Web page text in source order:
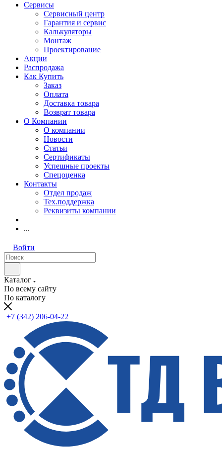
Сервисы
Сервисный центр
Гарантия и сервис
Калькуляторы
Монтаж
Проектирование
Акции
Распродажа
Как Купить
Заказ
Оплата
Доставка товара
Возврат товара
О Компании
О компании
Новости
Статьи
Сертификаты
Успешные проекты
Спецоценка
Контакты
Отдел продаж
Тех.поддержка
Реквизиты компании
...
Войти
Каталог
По всему сайту
По каталогу
+7 (342) 206-04-22